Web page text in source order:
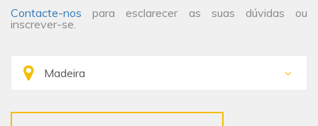
Contacte-nos para esclarecer as suas dúvidas ou
inscrever-se.